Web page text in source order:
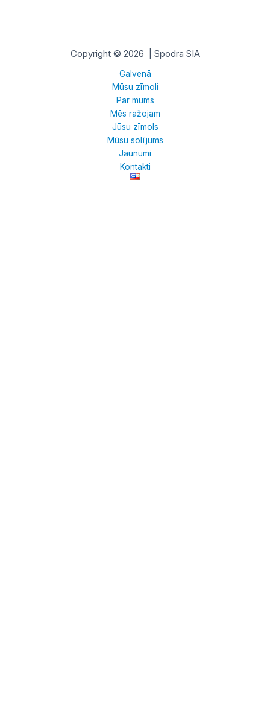
Copyright © 2026 | Spodra SIA
Galvenā
Mūsu zīmoli
Par mums
Mēs ražojam
Jūsu zīmols
Mūsu solījums
Jaunumi
Kontakti